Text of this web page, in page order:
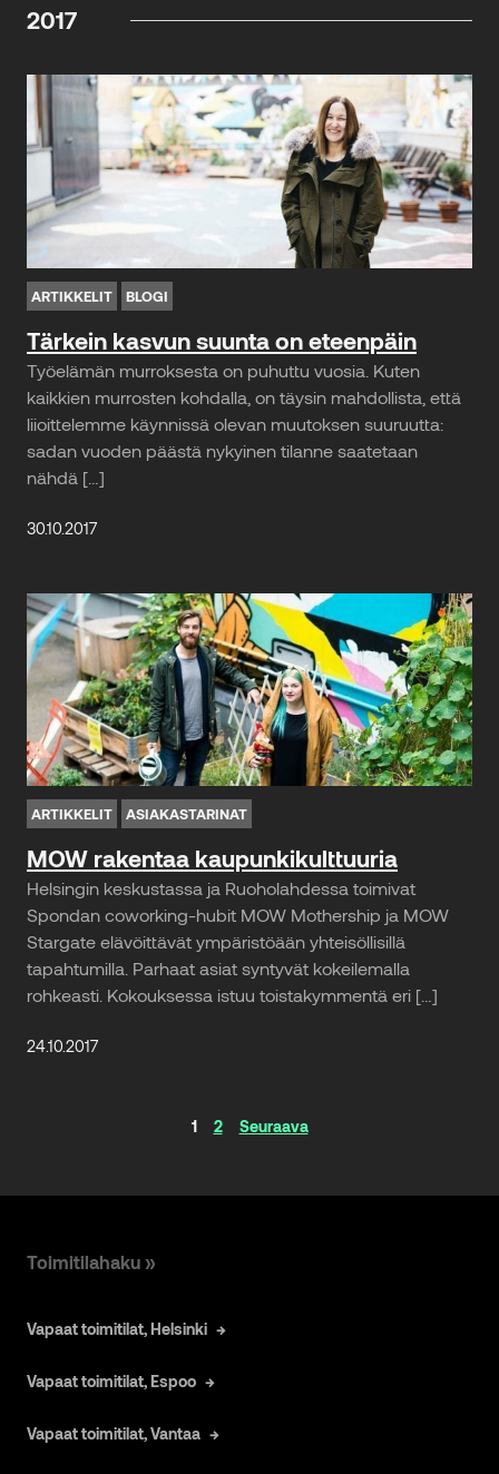
2017
ARTIKKELIT BLOGI
Tärkein kasvun suunta on eteenpäin
Työelämän murroksesta on puhuttu vuosia. Kuten
kaikkien murrosten kohdalla, on täysin mahdollista, että
liioittelemme käynnissä olevan muutoksen suuruutta:
sadan vuoden päästä nykyinen tilanne saatetaan
nähdä […]
30.10.2017
ARTIKKELIT ASIAKASTARINAT
MOW rakentaa kaupunkikulttuuria
Helsingin keskustassa ja Ruoho­lahdessa toimivat
Spondan coworking-hubit MOW Mothership ja MOW
Stargate elävöittävät ympäristöään yhteisöllisillä
tapahtumilla. Parhaat asiat syntyvät kokeile­malla
rohkeasti. Kokouksessa istuu toistakymmentä eri […]
24.10.2017
Artikkelinavigaatio
1 2 Seuraava
Toimitilahaku »
Vapaat toimitilat, Helsinki
Vapaat toimitilat, Espoo
Vapaat toimitilat, Vantaa